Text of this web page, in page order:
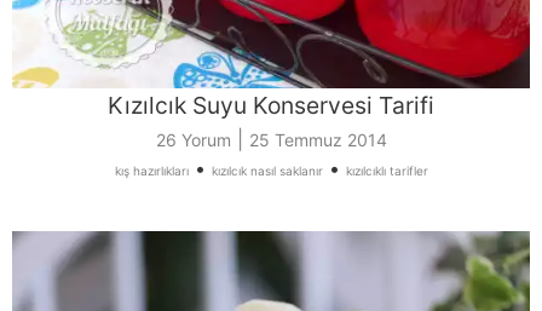
Kızılcık Suyu Konservesi Tarifi
26 Yorum 25 Temmuz 2014
kış hazırlıkları• kızılcık nasıl saklanır• kızılcıklı tarifler